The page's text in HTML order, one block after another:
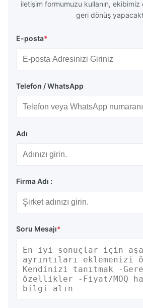
iletişim formumuzu kullanın, ekibimiz
geri dönüş
E-posta*
Telefon / WhatsApp
Adı
Firma Adı :
Soru Mesajı*